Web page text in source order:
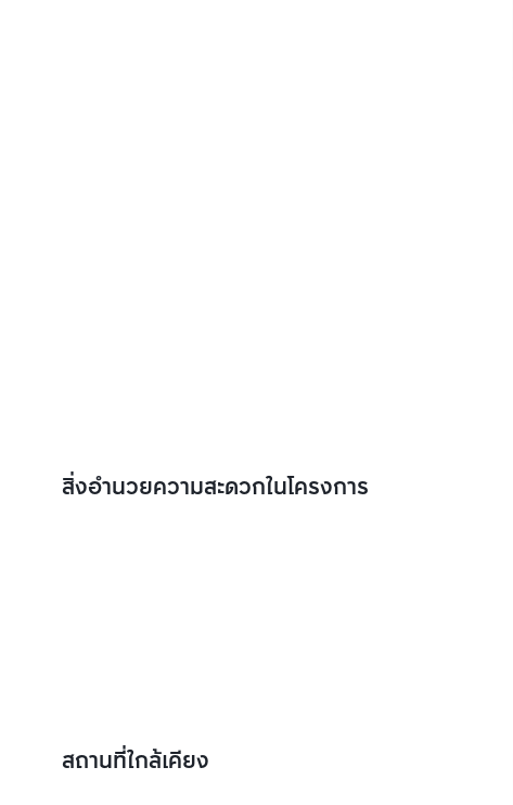
สิ่งอำนวยความสะดวกในโครงการ
สถานที่ใกล้เคียง